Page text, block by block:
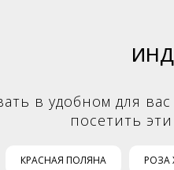
в удобном для
посетить
КРАСНАЯ ПОЛЯНА РОЗА